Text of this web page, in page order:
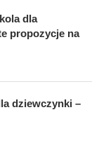
dla
propozycje na
dziewczynki –